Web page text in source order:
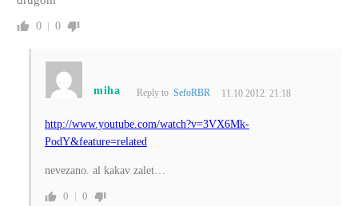
0 0
miha Reply to SefoRBR 11.10.2012. 21:18
http://www.youtube.com/watch?v=3VX6Mk-
PodY&feature=related
nevezano. al kakav zalet…
0 0